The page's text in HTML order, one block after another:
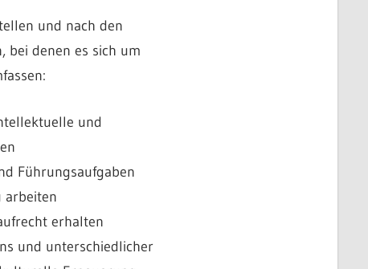
und nach den
bei denen es sich um
und
Führungsaufgaben
arbeiten
erhalten
und unterschiedlicher